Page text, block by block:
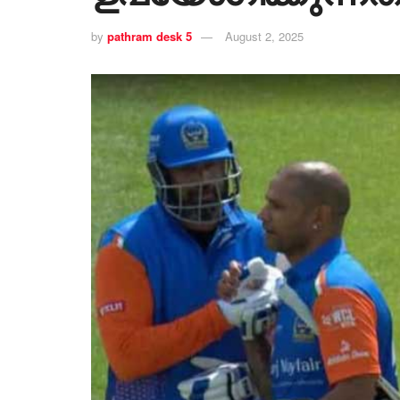
by pathram desk 5 August 2, 2025